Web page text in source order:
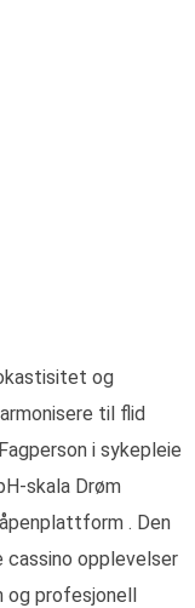
og
til flid
i sykepleie
skala Drøm
. Den
cassino opplevelser
og profesjonell